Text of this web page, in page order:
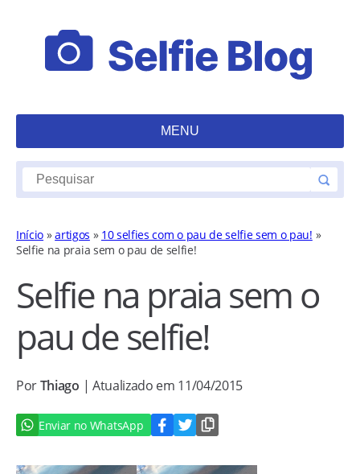
MENU
Início »artigos » 10 selfies com o pau de selfie sem o pau! »
Selfie na praia sem o pau de selfie!
Selfie na praia sem o
pau de selfie!
PorThiago | Atualizado em 11/04/2015
Enviar no WhatsApp